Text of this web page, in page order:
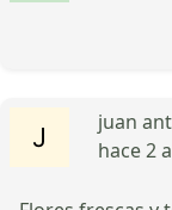
juan
hace 2